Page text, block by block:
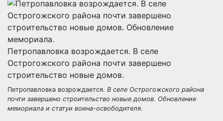
Петропавловка возрождается. В селе
Острогожского района почти завершено
строительство новые домов.
Петропавловка возрождается. В селе Острогожского района
почти завершено строительство новые домов. Обновление
мемориала и статуи воина-освободителя.